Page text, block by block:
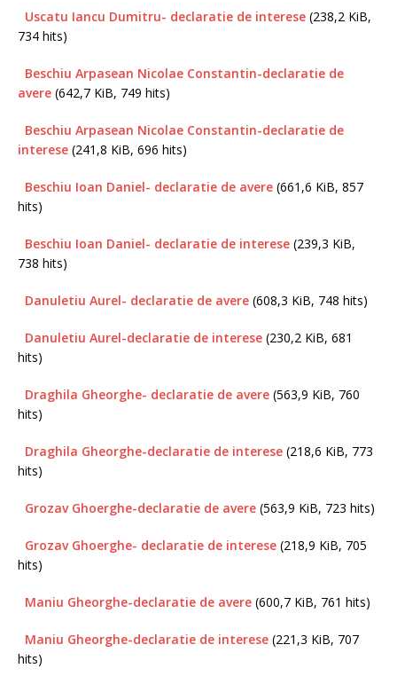
Uscatu Iancu Dumitru- declaratie de interese (238,2 KiB,
734 hits)
Beschiu Arpasean Nicolae Constantin-declaratie de
avere (642,7 KiB, 749 hits)
Beschiu Arpasean Nicolae Constantin-declaratie de
interese (241,8 KiB, 696 hits)
Beschiu Ioan Daniel- declaratie de avere (661,6 KiB, 857
hits)
Beschiu Ioan Daniel- declaratie de interese (239,3 KiB,
738 hits)
Danuletiu Aurel- declaratie de avere (608,3 KiB, 748 hits)
Danuletiu Aurel-declaratie de interese (230,2 KiB, 681
hits)
Draghila Gheorghe- declaratie de avere (563,9 KiB, 760
hits)
Draghila Gheorghe-declaratie de interese (218,6 KiB, 773
hits)
Grozav Ghoerghe-declaratie de avere (563,9 KiB, 723 hits)
Grozav Ghoerghe- declaratie de interese (218,9 KiB, 705
hits)
Maniu Gheorghe-declaratie de avere (600,7 KiB, 761 hits)
Maniu Gheorghe-declaratie de interese (221,3 KiB, 707
hits)